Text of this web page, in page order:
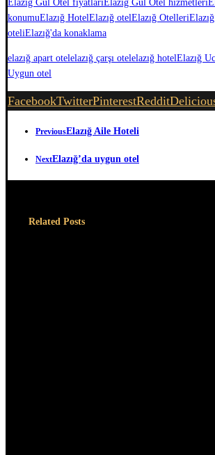
Elazığ Gül Otel fiyatlarıElazığ Gül Otel hizmetleri
konumuElazığ HotelElazığ otelElazığ Otelleri
oteliElazığ'da konaklama
elazığ apart otelelazığ çarşı otelelazığ hotelElazığ
Uygun otel
FacebookTwitterPinterestReddit
PreviousElazığ Aile Hoteli
NextElazığ’da uygun otel
Related Posts